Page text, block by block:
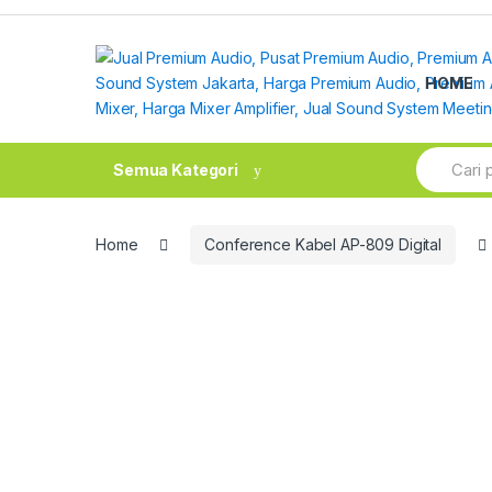
Skip
Skip
HOME
Semua Kategori
Search
for:
Home Conference Kabel AP-809 Digital